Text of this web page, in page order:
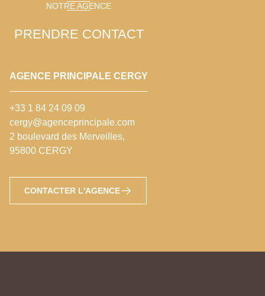
NOTRE AGENCE
PRENDRE CONTACT
AGENCE PRINCIPALE CERGY
+33 1 84 24 09 09
cergy@agenceprincipale.com
2 boulevard des Merveilles,
95800 CERGY
CONTACTER L'AGENCE